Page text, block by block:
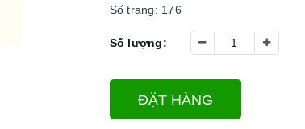
Số trang: 176
Số lượng:
ĐẶT HÀNG